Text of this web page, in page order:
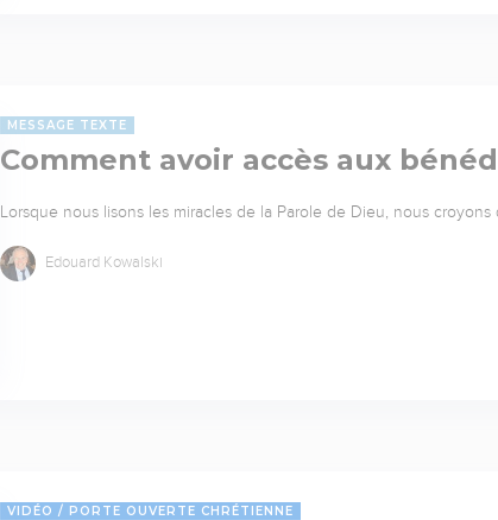
MESSAGE TEXTE
Comment avoir accès aux
Lorsque nous lisons les miracles de la Parole de Dieu, nous croyons
Edouard Kowalski
VIDÉO PORTE OUVERTE CHRÉTIENNE